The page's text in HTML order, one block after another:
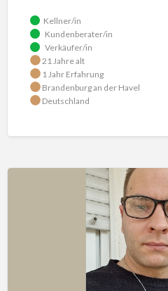
Kellner/in
Kundenberater/in
Verkäufer/in
21 Jahre alt
1 Jahr Erfahrung
Brandenburg an der Havel
Deutschland